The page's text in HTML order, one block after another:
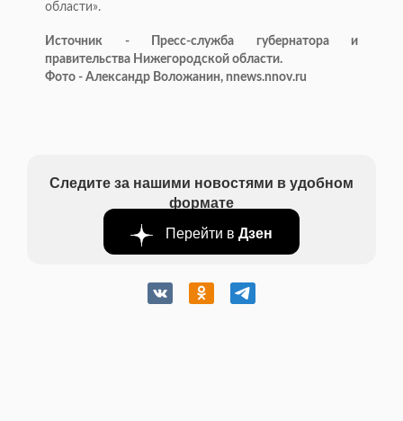
области».
Источник - Пресс-служба губернатора и
правительства Нижегородской области.
Фото - Александр Воложанин, nnews.nnov.ru
Следите за нашими новостями в удобном
формате
Перейти в Дзен